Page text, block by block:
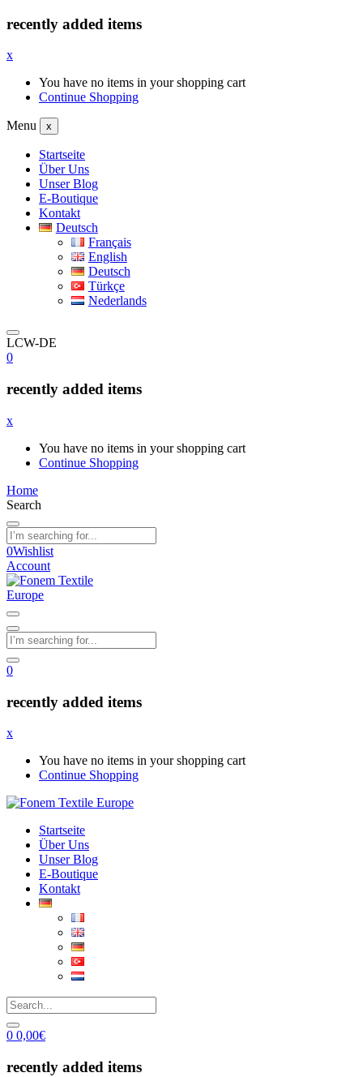
recently added items
x
You have no items in your shopping cart
Continue Shopping
Menu x
Startseite
Über Uns
Unser Blog
E-Boutique
Kontakt
Deutsch
Français
English
Deutsch
Türkçe
Nederlands
LCW-DE
0
recently added items
x
You have no items in your shopping cart
Continue Shopping
Home
Search
0Wishlist
Account
0
recently added items
x
You have no items in your shopping cart
Continue Shopping
Startseite
Über Uns
Unser Blog
E-Boutique
Kontakt
0 0,00€
recently added items